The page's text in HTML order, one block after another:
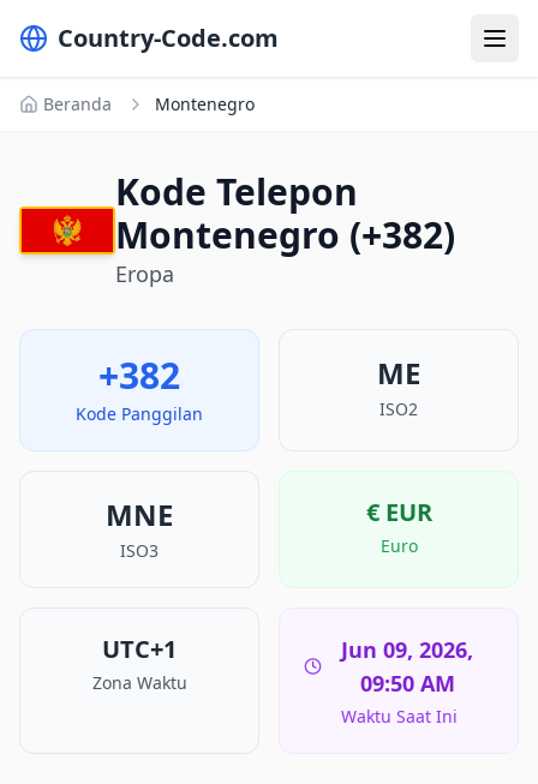
Country-Code.com
Beranda Montenegro
Kode Telepon
Montenegro (+382)
Eropa
+382
Kode Panggilan
ME
ISO2
MNE
ISO3
€ EUR
Euro
UTC+1
Zona Waktu
Jun 09, 2026,
09:50 AM
Waktu Saat Ini